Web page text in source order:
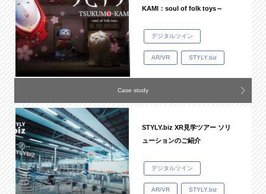
Case study
KAMI：soul of folk toys～
デジタルツイン
AR/VR STYLY.biz
STYLY.biz XR見学ツアー ソリ
ューションのご紹介
デジタルツイン
AR/VR STYLY.biz